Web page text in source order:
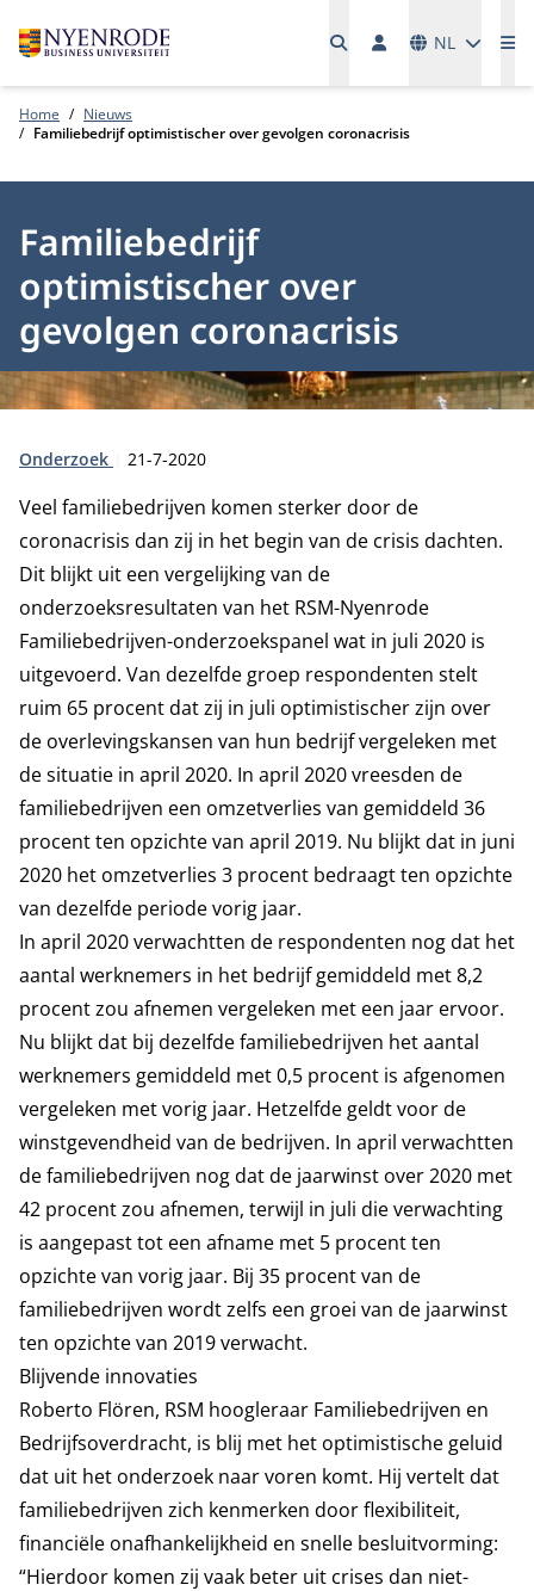
NL
Home
Nieuws
Familiebedrijf optimistischer over gevolgen coronacrisis
Familiebedrijf
optimistischer over
gevolgen coronacrisis
Type:
Onderzoek Publicatiedatum:
21-7-2020
Veel familiebedrijven komen sterker door de
coronacrisis dan zij in het begin van de crisis dachten.
Dit blijkt uit een vergelijking van de
onderzoeksresultaten van het RSM-Nyenrode
Familiebedrijven-onderzoekspanel wat in juli 2020 is
uitgevoerd. Van dezelfde groep respondenten stelt
ruim 65 procent dat zij in juli optimistischer zijn over
de overlevingskansen van hun bedrijf vergeleken met
de situatie in april 2020. In april 2020 vreesden de
familiebedrijven een omzetverlies van gemiddeld 36
procent ten opzichte van april 2019. Nu blijkt dat in juni
2020 het omzetverlies 3 procent bedraagt ten opzichte
van dezelfde periode vorig jaar.
In april 2020 verwachtten de respondenten nog dat het
aantal werknemers in het bedrijf gemiddeld met 8,2
procent zou afnemen vergeleken met een jaar ervoor.
Nu blijkt dat bij dezelfde familiebedrijven het aantal
werknemers gemiddeld met 0,5 procent is afgenomen
vergeleken met vorig jaar. Hetzelfde geldt voor de
winstgevendheid van de bedrijven. In april verwachtten
de familiebedrijven nog dat de jaarwinst over 2020 met
42 procent zou afnemen, terwijl in juli die verwachting
is aangepast tot een afname met 5 procent ten
opzichte van vorig jaar. Bij 35 procent van de
familiebedrijven wordt zelfs een groei van de jaarwinst
ten opzichte van 2019 verwacht.
Blijvende innovaties
Roberto Flören, RSM hoogleraar Familiebedrijven en
Bedrijfsoverdracht, is blij met het optimistische geluid
dat uit het onderzoek naar voren komt. Hij vertelt dat
familiebedrijven zich kenmerken door flexibiliteit,
financiële onafhankelijkheid en snelle besluitvorming:
“Hierdoor komen zij vaak beter uit crises dan niet-